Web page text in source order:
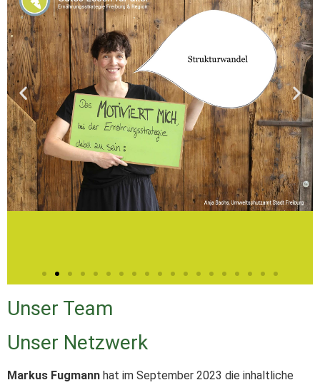
Unser Team
Unser Netzwerk
Markus Fugmann hat im September 2023 die inhaltliche